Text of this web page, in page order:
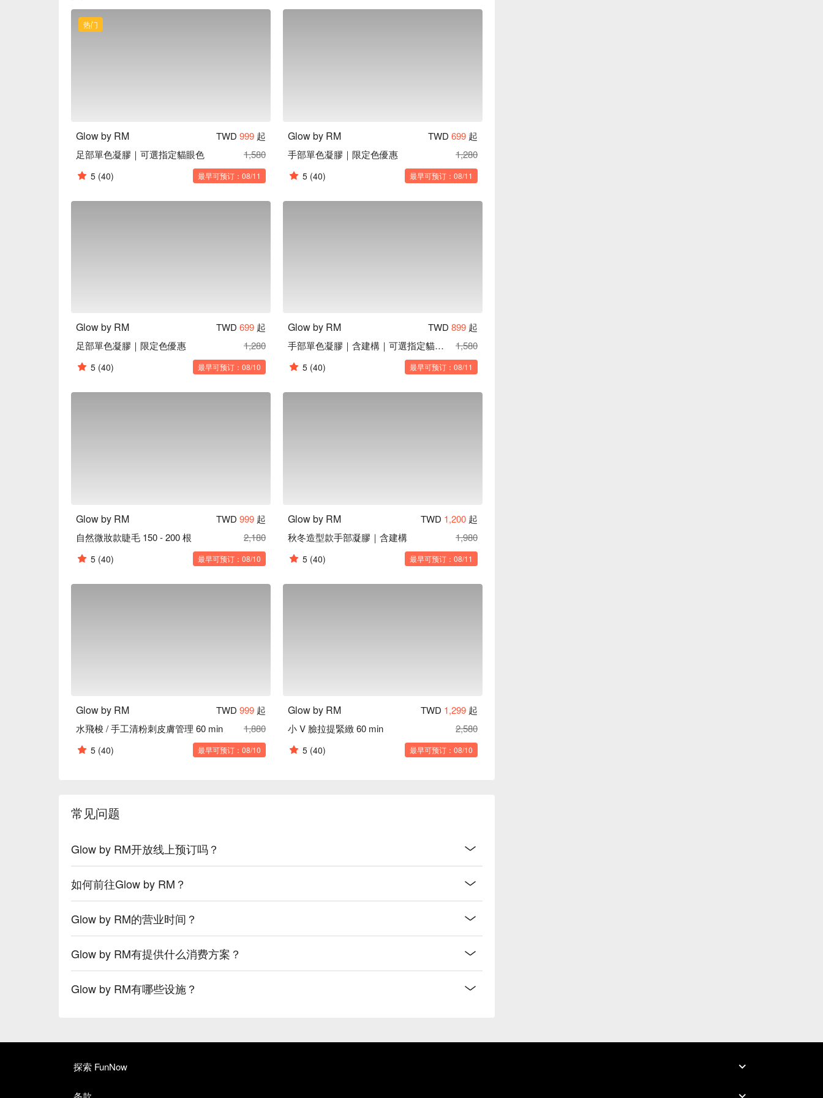
热门
Glow by RM TWD 999 起
足部單色凝膠｜可選指定貓眼色
1,580
5 (40) 最早可预订：08/11
Glow by RM TWD 699 起
手部單色凝膠｜限定色優惠
1,280
5 (40) 最早可预订：08/11
Glow by RM TWD 699 起
足部單色凝膠｜限定色優惠
1,280
5 (40) 最早可预订：08/10
Glow by RM TWD 899 起
手部單色凝膠｜含建構｜可選指定貓眼色
1,580
5 (40) 最早可预订：08/11
Glow by RM TWD 999 起
自然微妝款睫毛 150 - 200 根
2,180
5 (40) 最早可预订：08/10
Glow by RM TWD 1,200 起
秋冬造型款手部凝膠｜含建構
1,980
5 (40) 最早可预订：08/11
Glow by RM TWD 999 起
水飛梭 / 手工清粉刺皮膚管理 60 min
1,880
5 (40) 最早可预订：08/10
Glow by RM TWD 1,299 起
小 V 臉拉提緊緻 60 min
2,580
5 (40) 最早可预订：08/10
常见问题
Glow by RM开放线上预订吗？
如何前往Glow by RM？
Glow by RM的营业时间？
Glow by RM有提供什么消费方案？
Glow by RM有哪些设施？
探索 FunNow